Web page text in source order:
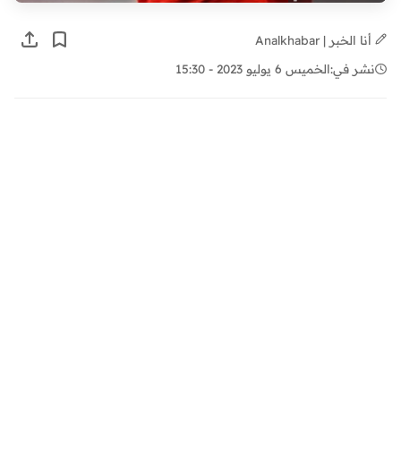
أنا الخبر | Analkhabar
نشر في:الخميس 6 يوليو 2023 - 15:30